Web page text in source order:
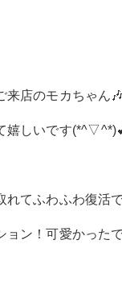
来店のモカちゃん🎶
嬉しいです
れてふわふわ復活
ョン！可愛かった